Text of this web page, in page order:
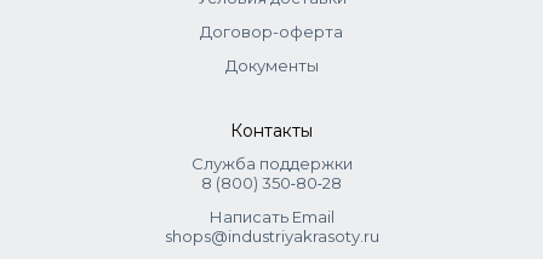
Договор-оферта
Документы
Контакты
Служба поддержки
8 (800) 350‑80‑28
Написать Email
shops@industriyakrasoty.ru